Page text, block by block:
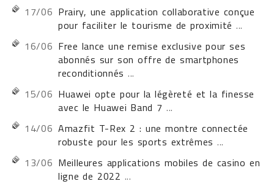
17/06 Prairy, une application collaborative conçue
pour faciliter le tourisme de proximité ...
16/06 Free lance une remise exclusive pour ses
abonnés sur son offre de smartphones
reconditionnés ...
15/06 Huawei opte pour la légèreté et la finesse
avec le Huawei Band 7 ...
14/06 Amazfit T-Rex 2 : une montre connectée
robuste pour les sports extrêmes ...
13/06 Meilleures applications mobiles de casino en
ligne de 2022 ...